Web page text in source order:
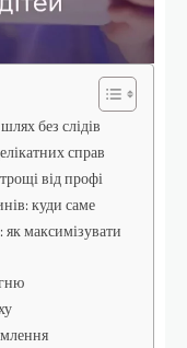
без слідів
справ
від профі
куди саме
як максимізувати